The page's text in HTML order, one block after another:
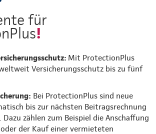
für
!
Mit ProtectionPlus
Versicherungsschutz bis zu fünf
Bei ProtectionPlus sind neue
bis zur nächsten Beitragsrechnung
zählen zum Beispiel die Anschaffung
der Kauf einer vermieteten